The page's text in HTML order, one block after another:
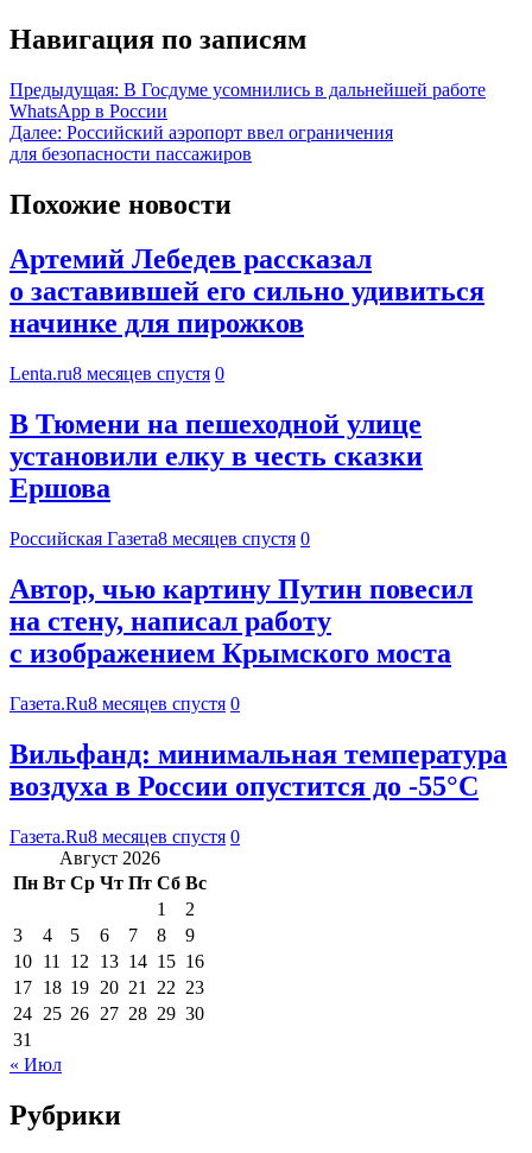
Навигация по записям
Предыдущая: В Госдуме усомнились в дальнейшей работе
WhatsApp в России
Далее: Российский аэропорт ввел ограничения
для безопасности пассажиров
Похожие новости
Артемий Лебедев рассказал
о заставившей его сильно удивиться
начинке для пирожков
Lenta.ru8 месяцев спустя 0
В Тюмени на пешеходной улице
установили елку в честь сказки
Ершова
Российская Газета8 месяцев спустя 0
Автор, чью картину Путин повесил
на стену, написал работу
с изображением Крымского моста
Газета.Ru8 месяцев спустя 0
Вильфанд: минимальная температура
воздуха в России опустится до -55°С
Газета.Ru8 месяцев спустя 0
Август 2026
Пн Вт Ср Чт Пт Сб Вс
1
2
3
4 5 6 7 8
9
10 11 12 13 14 15 16
17 18 19 20 21 22 23
24 25 26 27 28 29 30
31
« Июл
Рубрики